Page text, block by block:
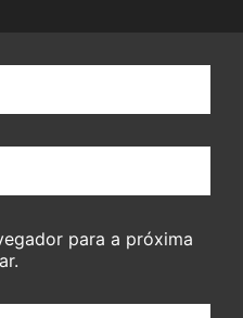
para a próxima